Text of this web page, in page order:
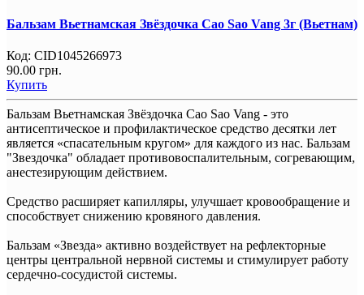
Бальзам Вьетнамская Звёздочка Cao Sao Vang 3г (Вьетнам)
Код: CID1045266973
90.00 грн.
Купить
Бальзам Вьетнамская Звёздочка Cao Sao Vang - это
антисептическое и профилактическое средство десятки лет
является «спасательным кругом» для каждого из нас. Бальзам
"Звездочка" обладает противовоспалительным, согревающим,
анестезирующим действием.
Средство расширяет капилляры, улучшает кровообращение и
способствует снижению кровяного давления.
Бальзам «Звезда» активно воздействует на рефлекторные
центры центральной нервной системы и стимулирует работу
сердечно-сосудистой системы.